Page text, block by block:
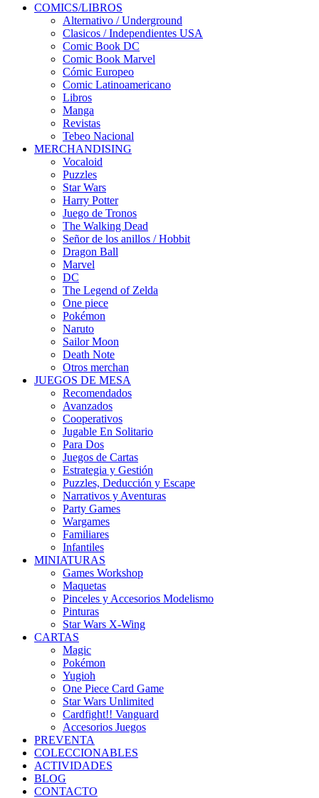
COMICS/LIBROS
Alternativo / Underground
Clasicos / Independientes USA
Comic Book DC
Comic Book Marvel
Cómic Europeo
Comic Latinoamericano
Libros
Manga
Revistas
Tebeo Nacional
MERCHANDISING
Vocaloid
Puzzles
Star Wars
Harry Potter
Juego de Tronos
The Walking Dead
Señor de los anillos / Hobbit
Dragon Ball
Marvel
DC
The Legend of Zelda
One piece
Pokémon
Naruto
Sailor Moon
Death Note
Otros merchan
JUEGOS DE MESA
Recomendados
Avanzados
Cooperativos
Jugable En Solitario
Para Dos
Juegos de Cartas
Estrategia y Gestión
Puzzles, Deducción y Escape
Narrativos y Aventuras
Party Games
Wargames
Familiares
Infantiles
MINIATURAS
Games Workshop
Maquetas
Pinceles y Accesorios Modelismo
Pinturas
Star Wars X-Wing
CARTAS
Magic
Pokémon
Yugioh
One Piece Card Game
Star Wars Unlimited
Cardfight!! Vanguard
Accesorios Juegos
PREVENTA
COLECCIONABLES
ACTIVIDADES
BLOG
CONTACTO